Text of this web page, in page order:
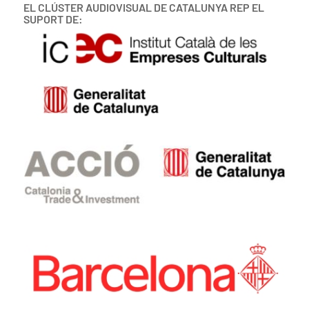
EL CLÚSTER AUDIOVISUAL DE CATALUNYA REP EL
SUPORT DE: